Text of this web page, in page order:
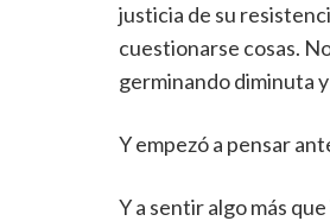
justicia de su
cuestionarse cosas.
germinando diminuta
Y empezó a pensar
Y a sentir algo más